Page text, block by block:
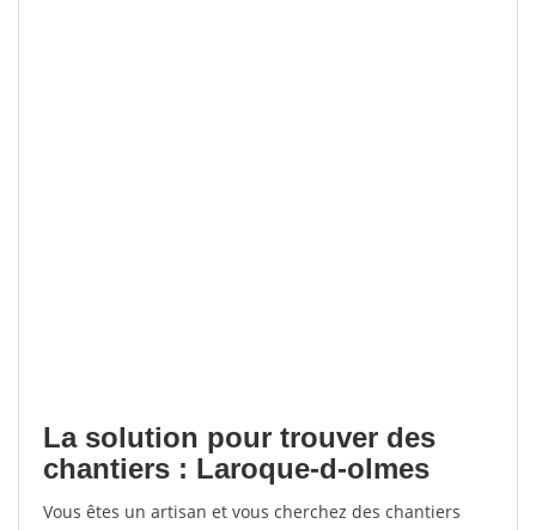
La solution pour trouver des
chantiers : Laroque-d-olmes
Vous êtes un artisan et vous cherchez des chantiers